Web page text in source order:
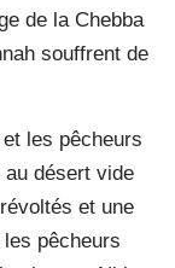
de la Chebba
souffrent de
les pêcheurs
désert vide
et une
pêcheurs